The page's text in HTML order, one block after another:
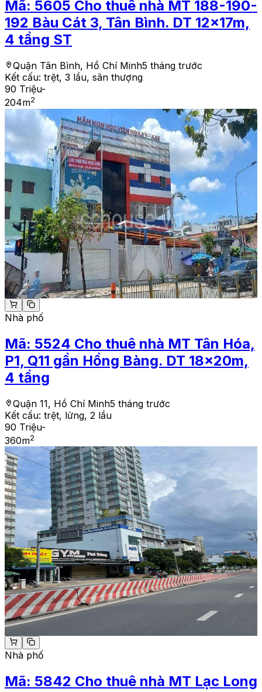
Mã: 5605 Cho thuê nhà MT 188-190-
192 Bàu Cát 3, Tân Bình. DT 12x17m,
4 tầng ST
Quận Tân Bình, Hồ Chí Minh5 tháng trước
Kết cấu: trệt, 3 lầu, sân thượng
90 Triệu-
204m2
Nhà phố
Mã: 5524 Cho thuê nhà MT Tân Hóa,
P1, Q11 gần Hồng Bàng. DT 18x20m,
4 tầng
Quận 11, Hồ Chí Minh5 tháng trước
Kết cấu: trệt, lửng, 2 lầu
90 Triệu-
360m2
Nhà phố
Mã: 5842 Cho thuê nhà MT Lạc Long